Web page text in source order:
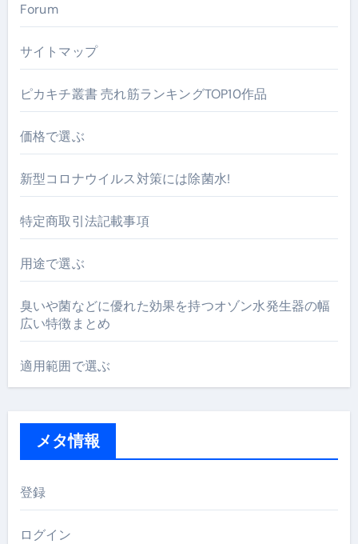
Forum
サイトマップ
ピカキチ叢書 売れ筋ランキングTOP10作品
価格で選ぶ
新型コロナウイルス対策には除菌水!
特定商取引法記載事項
用途で選ぶ
臭いや菌などに優れた効果を持つオゾン水発生器の幅
広い特徴まとめ
適用範囲で選ぶ
メタ情報
登録
ログイン